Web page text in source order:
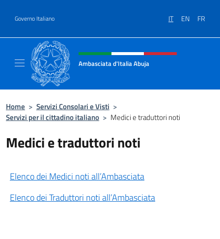
Governo Italiano IT EN FR
Intestazione sito, social e menù
Ambasciata d'Italia Abuja
Home > Servizi Consolari e Visti >
Servizi per il cittadino italiano > Medici e traduttori noti
Medici e traduttori noti
Elenco dei Medici noti all’Ambasciata
Elenco dei Traduttori noti all’Ambasciata